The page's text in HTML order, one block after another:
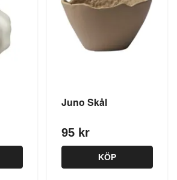
Juno Skål
95 kr
KÖP